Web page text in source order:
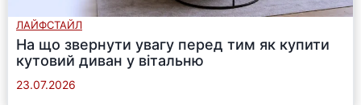
ЛАЙФСТАЙЛ
На що звернути увагу перед тим як купити
кутовий диван у вітальню
23.07.2026